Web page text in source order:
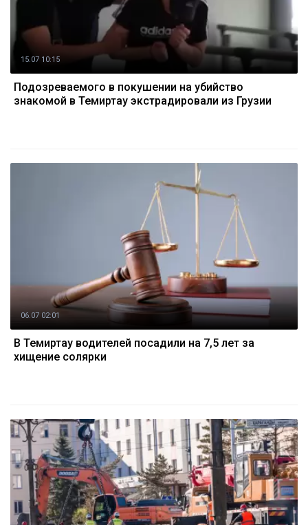
15.07 10:15
Подозреваемого в покушении на убийство
знакомой в Темиртау экстрадировали из Грузии
06.07 02:01
В Темиртау водителей посадили на 7,5 лет за
хищение солярки